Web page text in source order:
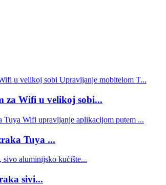
za Wifi u velikoj sobi...
Tuya ...
sivi...